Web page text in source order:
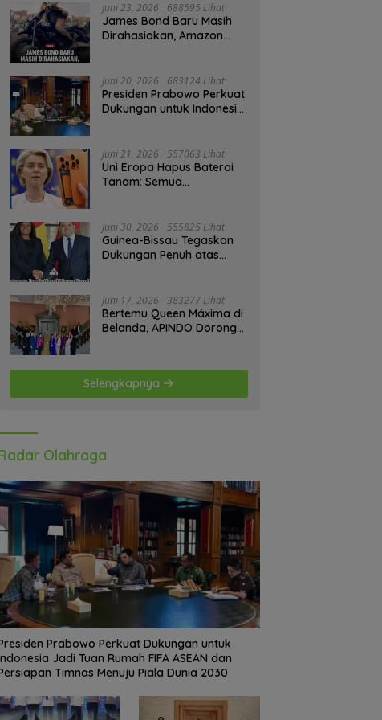
Juni 23, 2026 688595 Lihat
James Bond Baru Masih
Dirahasiakan, Amazon
Juni 20, 2026 683124 Lihat
Presiden Prabowo Perkuat
Dukungan untuk Indonesia
Timnas Menuju Piala Dunia
2030
Juni 21, 2026 557063 Lihat
Uni Eropa Hapus Baterai
Tanam: Semua
Juni 30, 2026 555825 Lihat
Guinea-Bissau Tegaskan
Dukungan Penuh atas
Juni 17, 2026 383277 Lihat
Bertemu Queen Máxima di
Belanda, APINDO Dorong
Selengkapnya
Olahraga
Prabowo Perkuat Dukungan untuk
Jadi Tuan Rumah FIFA ASEAN dan
Timnas Menuju Piala Dunia 2030